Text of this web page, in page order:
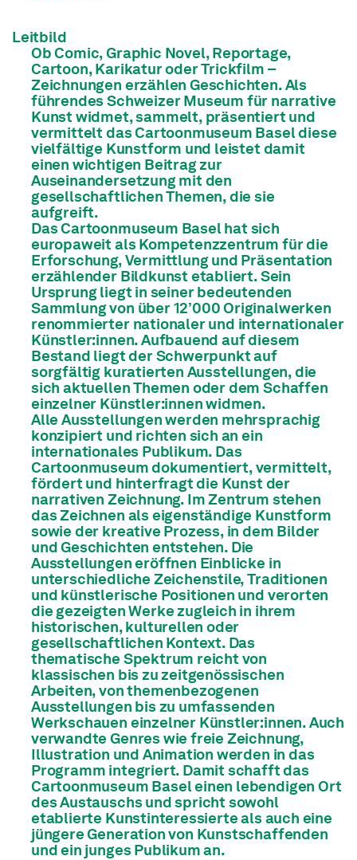
Leitbild
Ob Comic, Graphic Novel, Reportage,
Cartoon, Karikatur oder Trickfilm –
Zeichnungen erzählen Geschichten. Als
führendes Schweizer Museum für narrative
Kunst widmet, sammelt, präsentiert und
vermittelt das Cartoonmuseum Basel diese
vielfältige Kunstform und leistet damit
einen wichtigen Beitrag zur
Auseinandersetzung mit den
gesellschaftlichen Themen, die sie
aufgreift.
Das Cartoonmuseum Basel hat sich
europaweit als Kompetenzzentrum für die
Erforschung, Vermittlung und Präsentation
erzählender Bildkunst etabliert. Sein
Ursprung liegt in seiner bedeutenden
Sammlung von über 12’000 Originalwerken
renommierter nationaler und internationaler
Künstler:innen. Aufbauend auf diesem
Bestand liegt der Schwerpunkt auf
sorgfältig kuratierten Ausstellungen, die
sich aktuellen Themen oder dem Schaffen
einzelner Künstler:innen widmen.
Alle Ausstellungen werden mehrsprachig
konzipiert und richten sich an ein
internationales Publikum. Das
Cartoonmuseum dokumentiert, vermittelt,
fördert und hinterfragt die Kunst der
narrativen Zeichnung. Im Zentrum stehen
das Zeichnen als eigenständige Kunstform
sowie der kreative Prozess, in dem Bilder
und Geschichten entstehen. Die
Ausstellungen eröffnen Einblicke in
unterschiedliche Zeichenstile, Traditionen
und künstlerische Positionen und verorten
die gezeigten Werke zugleich in ihrem
historischen, kulturellen oder
gesellschaftlichen Kontext. Das
thematische Spektrum reicht von
klassischen bis zu zeitgenössischen
Arbeiten, von themenbezogenen
Ausstellungen bis zu umfassenden
Werkschauen einzelner Künstler:innen. Auch
verwandte Genres wie freie Zeichnung,
Illustration und Animation werden in das
Programm integriert. Damit schafft das
Cartoonmuseum Basel einen lebendigen Ort
des Austauschs und spricht sowohl
etablierte Kunstinteressierte als auch eine
jüngere Generation von Kunstschaffenden
und ein junges Publikum an.